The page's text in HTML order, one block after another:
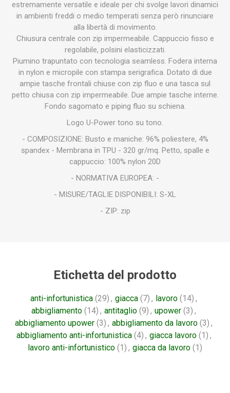
estremamente versatile e ideale per chi svolge lavori dinamici
in ambienti freddi o medio temperati senza però rinunciare
alla libertà di movimento.
Chiusura centrale con zip impermeabile. Cappuccio fisso e
regolabile, polsini elasticizzati.
Piumino trapuntato con tecnologia seamless. Fodera interna
in nylon e micropile con stampa serigrafica. Dotato di due
ampie tasche frontali chiuse con zip fluo e una tasca sul
petto chiusa con zip impermeabile. Due ampie tasche interne.
Fondo sagomato e piping fluo su schiena.
Logo U-Power tono su tono.
- COMPOSIZIONE: Busto e maniche: 96% poliestere, 4%
spandex - Membrana in TPU - 320 gr/mq. Petto, spalle e
cappuccio: 100% nylon 20D
- NORMATIVA EUROPEA: -
- MISURE/TAGLIE DISPONIBILI: S-XL
- ZIP: zip
Etichetta del prodotto
anti-infortunistica (29) , giacca (7) , lavoro (14) ,
abbigliamento (14) , antitaglio (9) , upower (3) ,
abbigliamento upower (3) , abbigliamento da lavoro (3) ,
abbigliamento anti-infortunistica (4) , giacca lavoro (1) ,
lavoro anti-infortunistico (1) , giacca da lavoro (1)